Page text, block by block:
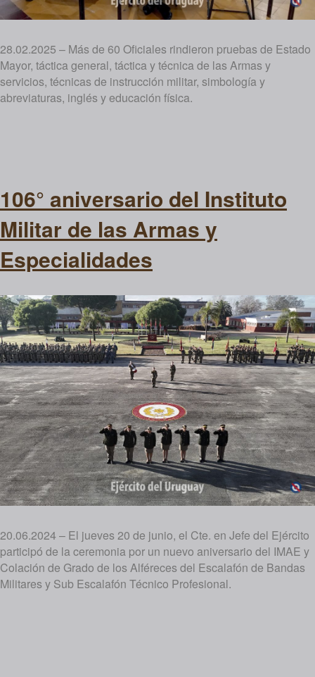
28.02.2025 – Más de 60 Oficiales rindieron pruebas de Estado
Mayor, táctica general, táctica y técnica de las Armas y
servicios, técnicas de instrucción militar, simbología y
abreviaturas, inglés y educación física.
106° aniversario del Instituto
Militar de las Armas y
Especialidades
20.06.2024 – El jueves 20 de junio, el Cte. en Jefe del Ejército
participó de la ceremonia por un nuevo aniversario del IMAE y
Colación de Grado de los Alféreces del Escalafón de Bandas
Militares y Sub Escalafón Técnico Profesional.